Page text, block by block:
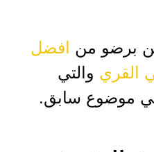
برضو من افضل
القري والتي
موضوع سابق.